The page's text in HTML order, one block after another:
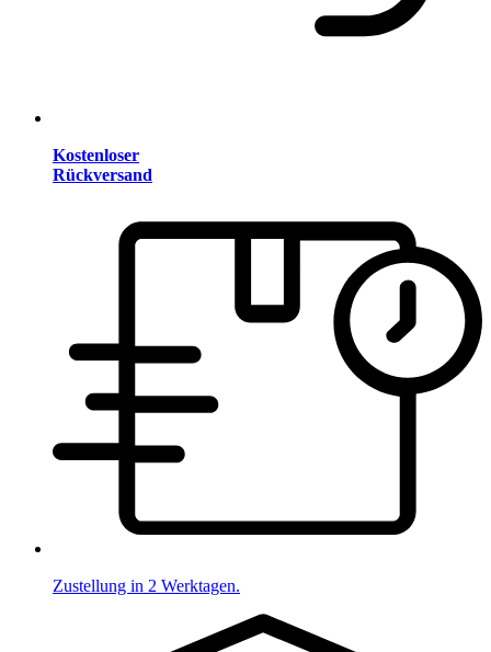
Kostenloser
Rückversand
Zustellung in 2 Werktagen.